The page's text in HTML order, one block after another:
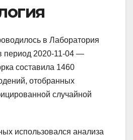
в Лаборатория
период 2020-11-04 —
составила 1460
отобранных
случайной
использовался анализа